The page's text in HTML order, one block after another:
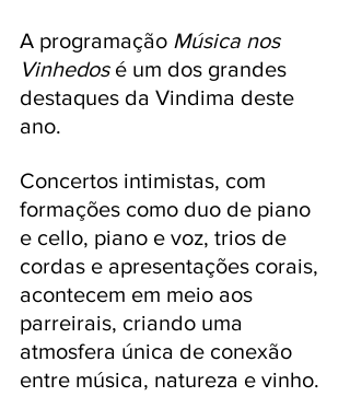
A programação Música nos
Vinhedos é um dos grandes
destaques da Vindima deste
ano.
Concertos intimistas, com
formações como duo de piano
e cello, piano e voz, trios de
cordas e apresentações corais,
acontecem em meio aos
parreirais, criando uma
atmosfera única de conexão
entre música, natureza e vinho.